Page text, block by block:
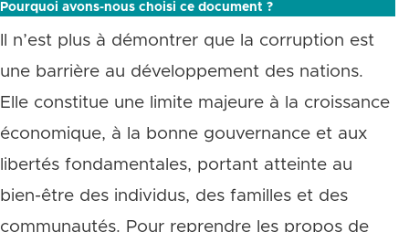
Pourquoi avons-nous choisi ce document ?
Il n’est plus à démontrer que la corruption est
une barrière au développement des nations.
Elle constitue une limite majeure à la croissance
économique, à la bonne gouvernance et aux
libertés fondamentales, portant atteinte au
bien-être des individus, des familles et des
communautés. Pour reprendre les propos de